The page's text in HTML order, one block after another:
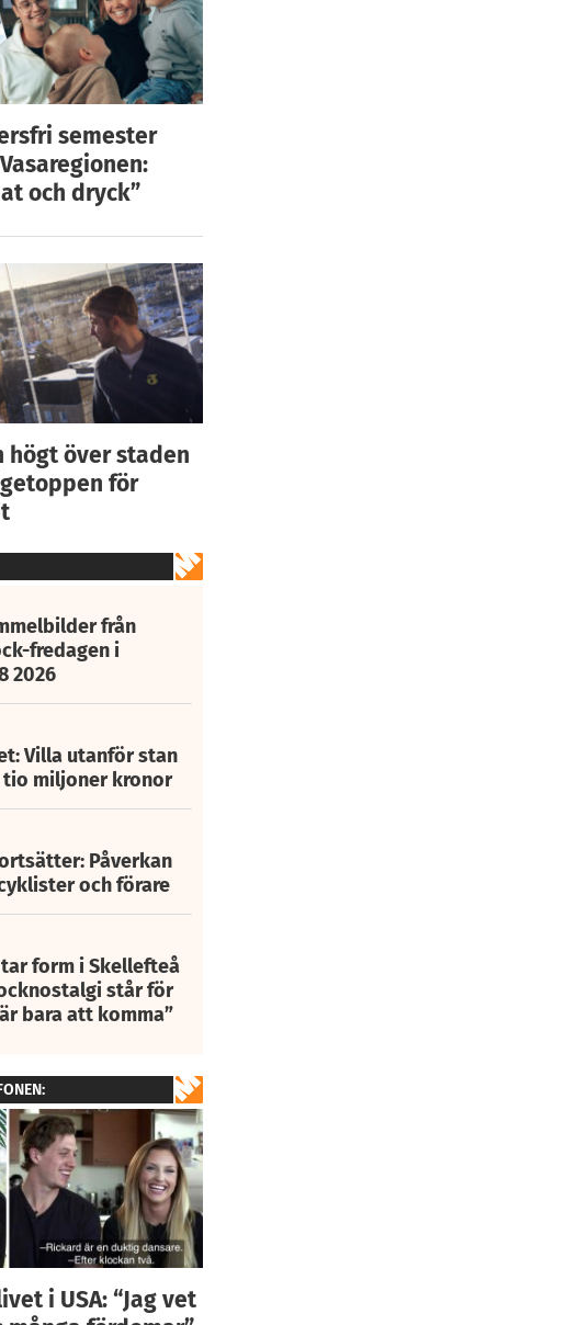
semester
och dryck”
högt över staden
för
från
fredagen i
2026
Villa utanför stan
miljoner kronor
Påverkan
och förare
form i Skellefteå
står för
bara att komma”
i USA: “Jag vet